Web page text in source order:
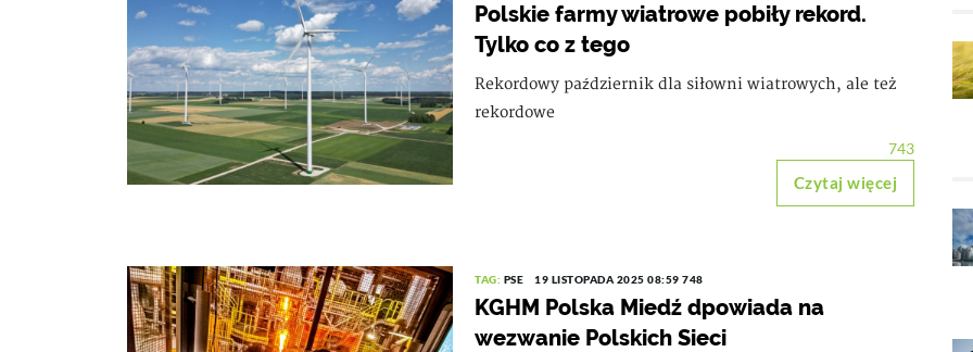
Polskie farmy wiatrowe pobiły rekord.
Tylko co z tego
Rekordowy październik dla siłowni wiatrowych, ale też
rekordowe
743
Czytaj więcej
TAG: PSE 19 LISTOPADA 2025 08:59 748
KGHM Polska Miedź dpowiada na
wezwanie Polskich Sieci